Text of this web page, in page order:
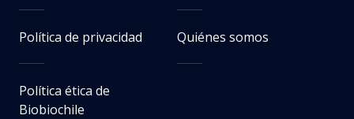
Política de privacidad Quiénes somos
Política ética de
Biobiochile